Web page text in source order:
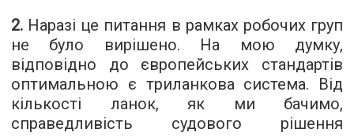
2. Наразі це питання в рамках робочих груп
не було вирішено. На мою думку,
відповідно до європейських стандартів
оптимальною є триланкова система. Від
кількості ланок, як ми бачимо,
справедливість судового рішення